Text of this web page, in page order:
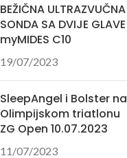
BEŽIČNA ULTRAZVUČNA
SONDA SA DVIJE GLAVE
myMIDES C10
19/07/2023
SleepAngel i Bolster na
Olimpijskom triatlonu
ZG Open 10.07.2023
11/07/2023